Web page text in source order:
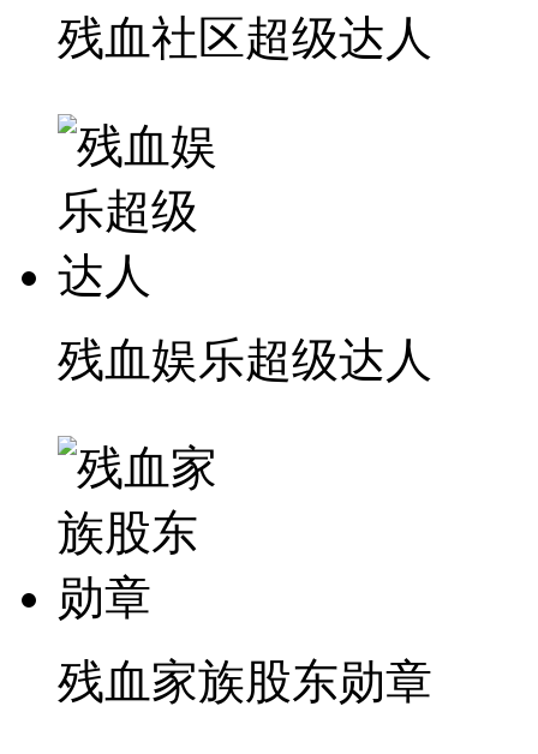
残血社区超级达人
残血娱乐超级达人
残血家族股东勋章